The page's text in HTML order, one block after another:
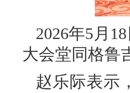
2026年5月
大会堂同格鲁
赵乐际表示